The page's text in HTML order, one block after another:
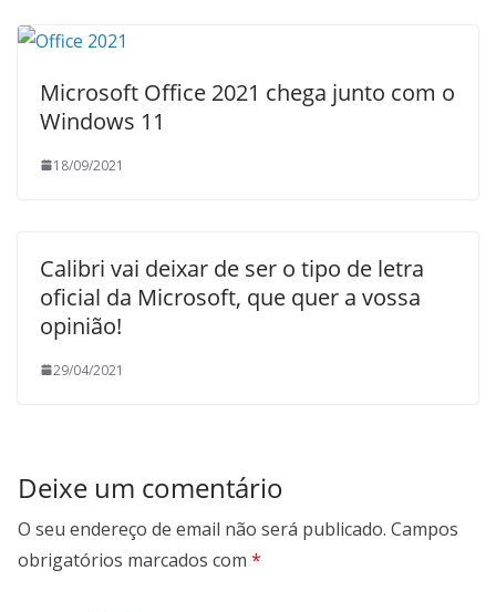
Microsoft Office 2021 chega junto com o
Windows 11
18/09/2021
Calibri vai deixar de ser o tipo de letra
oficial da Microsoft, que quer a vossa
opinião!
29/04/2021
Deixe um comentário
O seu endereço de email não será publicado. Campos
obrigatórios marcados com *